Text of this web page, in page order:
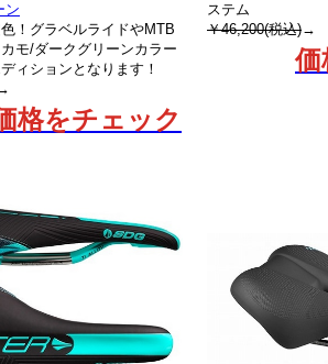
ン
！グラベルライドやMTB
モ/ダークグリーンカラー
ィションとなります！
格をチェック
ステム
￥46,200(税込)→
価